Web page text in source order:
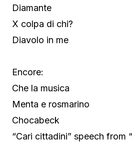
Diamante
X colpa di chi?
Diavolo in me
Encore:
Che la musica
Menta e rosmarino
Chocabeck
“Cari cittadini” speech from